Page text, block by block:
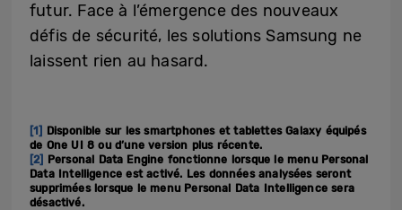
futur. Face à l’émergence des nouveaux
défis de sécurité, les solutions Samsung ne
laissent rien au hasard.
[1]
Disponible sur les smartphones et tablettes Galaxy équipés
de One UI 8 ou d’une version plus récente.
[2]
Personal Data Engine fonctionne lorsque le menu Personal
Data Intelligence est activé. Les données analysées seront
supprimées lorsque le menu Personal Data Intelligence sera
désactivé.